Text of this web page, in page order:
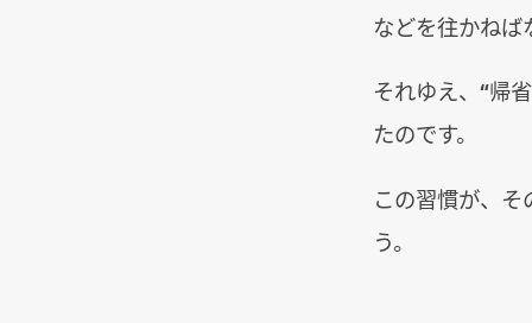
などを往かねば
それゆえ、“帰
たのです。
この習慣が、
う。